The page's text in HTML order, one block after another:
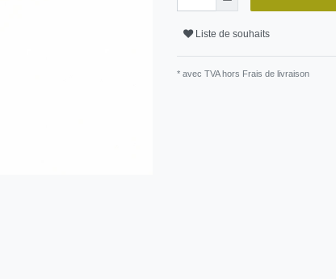
Liste de souhaits
* avec TVA hors Frais de livraison